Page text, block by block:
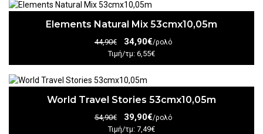
Elements Natural Mix 53cmx10,05m
44,90€ 34,90€/ρολό
Τιμή/τμ: 6,55€
World Travel Stories 53cmx10,05m
54,90€ 39,90€/ρολό
Τιμή/τμ: 7,49€